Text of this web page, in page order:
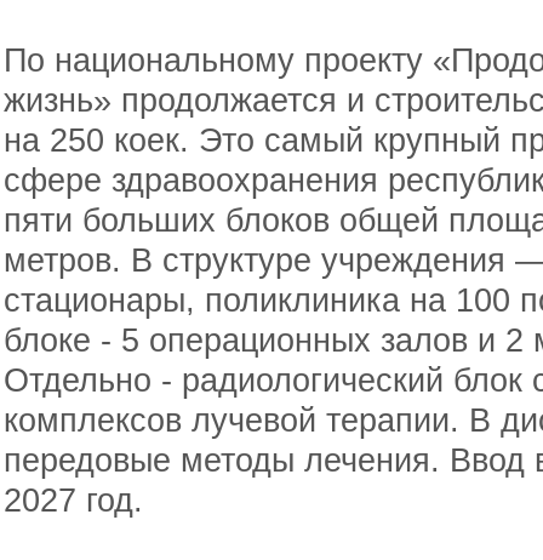
По национальному проекту
жизнь» продолжается и
на 250 коек. Это самый крупный
сфере здравоохранения
пяти больших блоков общей
метров. В структуре учреждения
стационары, поликлиника на 100
блоке - 5 операционных залов и
Отдельно - радиологический
комплексов лучевой терапии. В
передовые методы лечения. Ввод
2027 год.